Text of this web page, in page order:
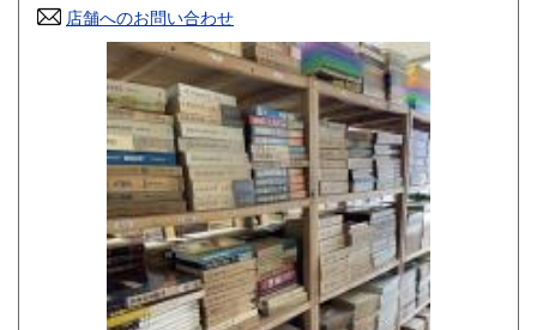
高知県 800円
800円 長崎県
800円 大分県
800円 鹿児島県
1,500円
店舗へのお問い合わせ